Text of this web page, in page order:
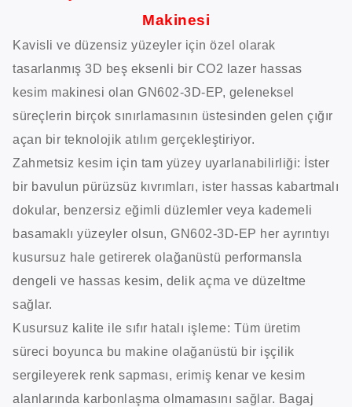
Makinesi
Kavisli ve düzensiz yüzeyler için özel olarak
tasarlanmış 3D beş eksenli bir CO2 lazer hassas
kesim makinesi olan GN602-3D-EP, geleneksel
süreçlerin birçok sınırlamasının üstesinden gelen çığır
açan bir teknolojik atılım gerçekleştiriyor.
Zahmetsiz kesim için tam yüzey uyarlanabilirliği: İster
bir bavulun pürüzsüz kıvrımları, ister hassas kabartmalı
dokular, benzersiz eğimli düzlemler veya kademeli
basamaklı yüzeyler olsun, GN602-3D-EP her ayrıntıyı
kusursuz hale getirerek olağanüstü performansla
dengeli ve hassas kesim, delik açma ve düzeltme
sağlar.
Kusursuz kalite ile sıfır hatalı işleme: Tüm üretim
süreci boyunca bu makine olağanüstü bir işçilik
sergileyerek renk sapması, erimiş kenar ve kesim
alanlarında karbonlaşma olmamasını sağlar. Bagaj